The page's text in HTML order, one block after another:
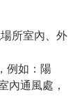
所室內、外
例如：陽
內通風處，